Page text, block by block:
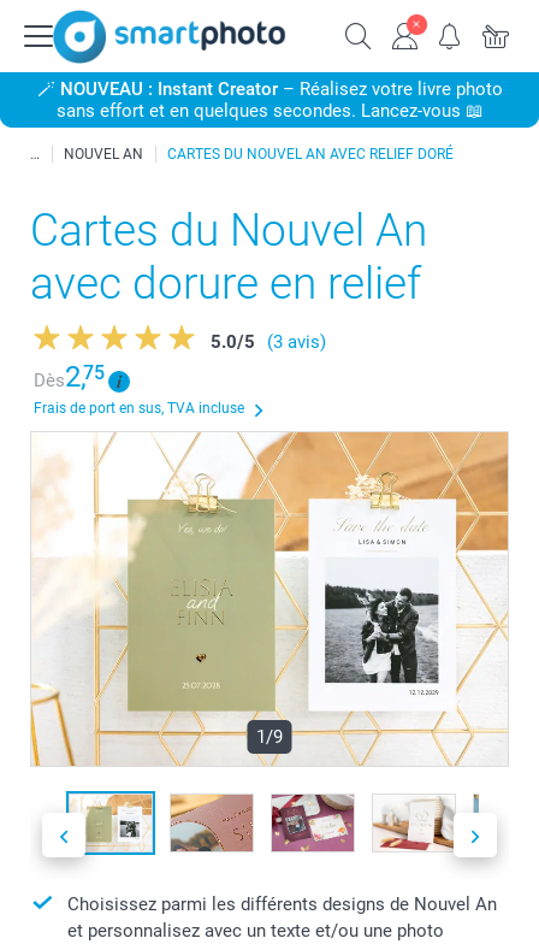
🪄 NOUVEAU : Instant Creator– Réalisez votre livre photo
sans effort et en quelques secondes. Lancez-vous 📖
NOUVEL AN CARTES DU NOUVEL AN AVEC RELIEF DORÉ
Cartes du Nouvel An
avec dorure en relief
5.0/5
(3 avis)
Dès2,75
Frais de port en sus, TVA incluse
1/9
Choisissez parmi les différents designs de Nouvel An
et personnalisez avec un texte et/ou une photo